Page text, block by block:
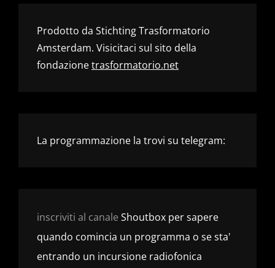
Prodotto da Stichting Trasformatorio
Amsterdam. Visicitaci sul sito della
fondazionetrasformatorio.net
La programmazione la trovi su telegram:
inscriviti al canale Shoutbox per sapere
quando comincia un programma o se sta'
entrando un incursione radiofonica